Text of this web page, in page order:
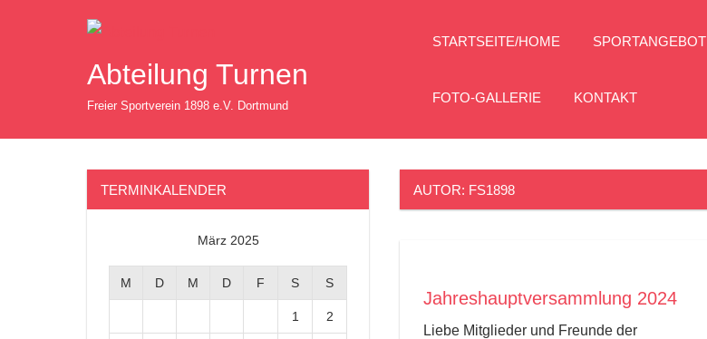
Abteilung Turnen
Freier Sportverein 1898 e.V. Dortmund
STARTSEITE/HOME SPORTANGEBOT
FOTO-GALLERIE KONTAKT
AUTOR: FS1898
Jahreshauptversammlung 2024
Liebe Mitglieder und Freunde der
TERMINKALENDER
März 2025
M D M D F S S
1 2